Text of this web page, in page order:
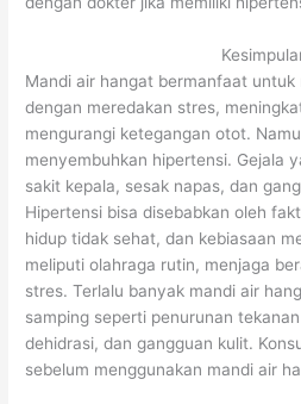
Mandi air hangat bermanfaat untuk
dengan meredakan stres,
mengurangi ketegangan otot.
menyembuhkan hipertensi. Gejala
sakit kepala, sesak napas, dan
Hipertensi bisa disebabkan oleh
hidup tidak sehat, dan kebiasaan
meliputi olahraga rutin, menjaga
stres. Terlalu banyak mandi air
samping seperti penurunan
dehidrasi, dan gangguan kulit.
sebelum menggunakan mandi air